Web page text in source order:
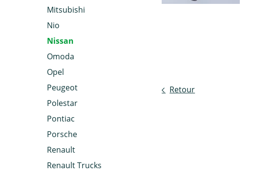
Mitsubishi
Nio
Nissan
Omoda
Opel
Peugeot
Polestar
Pontiac
Porsche
Renault
Renault Trucks
Retour